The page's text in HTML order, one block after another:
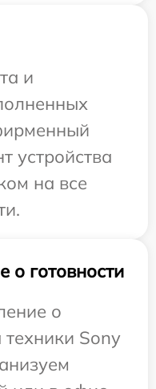
и
устройства
на все
готовности
о
Sony